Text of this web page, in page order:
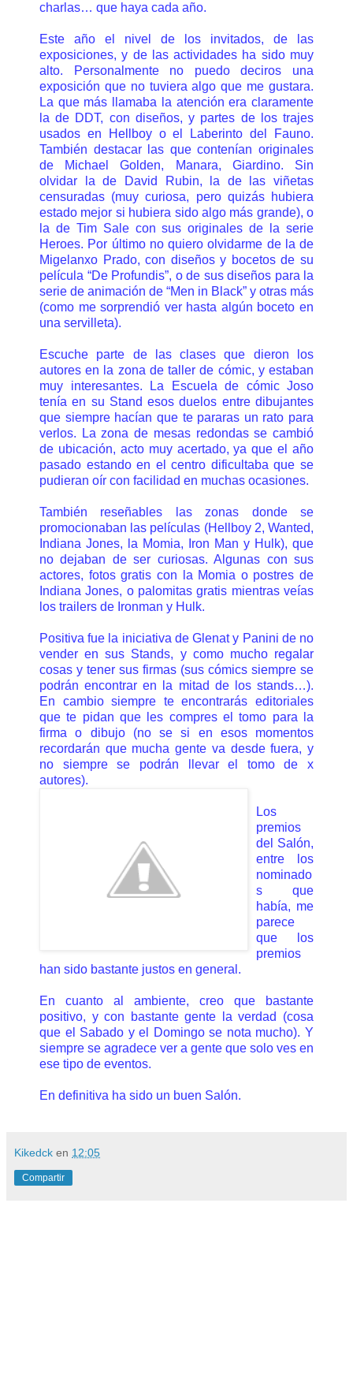
charlas… que haya cada año.
Este año el nivel de los invitados, de las
exposiciones, y de las actividades ha sido muy
alto. Personalmente no puedo deciros una
exposición que no tuviera algo que me gustara.
La que más llamaba la atención era claramente
la de DDT, con diseños, y partes de los trajes
usados en Hellboy o el Laberinto del Fauno.
También destacar las que contenían originales
de Michael Golden, Manara, Giardino. Sin
olvidar la de David Rubin, la de las viñetas
censuradas (muy curiosa, pero quizás hubiera
estado mejor si hubiera sido algo más grande), o
la de Tim Sale con sus originales de la serie
Heroes. Por último no quiero olvidarme de la de
Migelanxo Prado, con diseños y bocetos de su
película “De Profundis”, o de sus diseños para la
serie de animación de “Men in Black” y otras más
(como me sorprendió ver hasta algún boceto en
una servilleta).
Escuche parte de las clases que dieron los
autores en la zona de taller de cómic, y estaban
muy interesantes. La Escuela de cómic Joso
tenía en su Stand esos duelos entre dibujantes
que siempre hacían que te pararas un rato para
verlos. La zona de mesas redondas se cambió
de ubicación, acto muy acertado, ya que el año
pasado estando en el centro dificultaba que se
pudieran oír con facilidad en muchas ocasiones.
También reseñables las zonas donde se
promocionaban las películas (Hellboy 2, Wanted,
Indiana Jones, la Momia, Iron Man y Hulk), que
no dejaban de ser curiosas. Algunas con sus
actores, fotos gratis con la Momia o postres de
Indiana Jones, o palomitas gratis mientras veías
los trailers de Ironman y Hulk.
Positiva fue la iniciativa de Glenat y Panini de no
vender en sus Stands, y como mucho regalar
cosas y tener sus firmas (sus cómics siempre se
podrán encontrar en la mitad de los stands…).
En cambio siempre te encontrarás editoriales
que te pidan que les compres el tomo para la
firma o dibujo (no se si en esos momentos
recordarán que mucha gente va desde fuera, y
no siempre se podrán llevar el tomo de x
autores).
Los
premios
del Salón,
entre los
nominado
s que
había, me
parece
que los
premios
han sido bastante justos en general.
En cuanto al ambiente, creo que bastante
positivo, y con bastante gente la verdad (cosa
que el Sabado y el Domingo se nota mucho). Y
siempre se agradece ver a gente que solo ves en
ese tipo de eventos.
En definitiva ha sido un buen Salón.
Kikedck en 12:05
Compartir